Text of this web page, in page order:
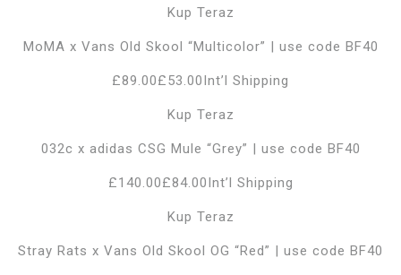
Kup Teraz
MoMA x Vans Old Skool “Multicolor” | use code BF40
£89.00£53.00Int’l Shipping
Kup Teraz
032c x adidas CSG Mule “Grey” | use code BF40
£140.00£84.00Int’l Shipping
Kup Teraz
Stray Rats x Vans Old Skool OG “Red” | use code BF40